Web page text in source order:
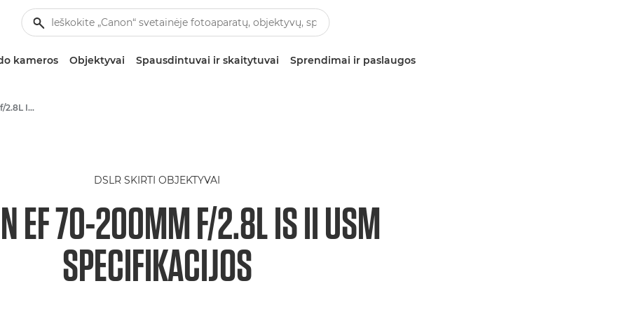
kameros Objektyvai Spausdintuvai ir skaitytuvai Sprendimai ir paslaugos
Canon EF 70-200mm f/2.8L IS II USM - Objektyvai – video- ir fotoobjektyvai
DSLR SKIRTI OBJEKTYVAI
EF 70-200MM F/2.8L IS II USM
SPECIFIKACIJOS